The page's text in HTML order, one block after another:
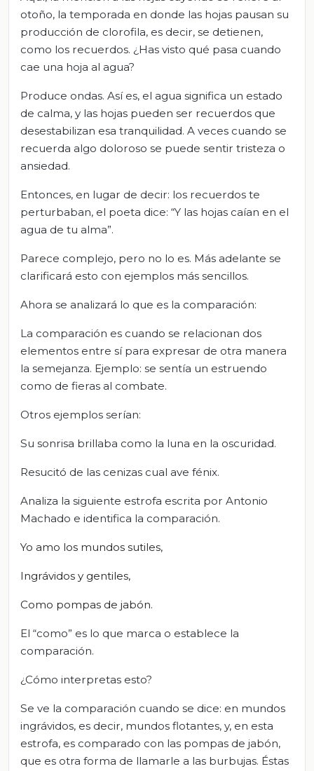
otoño, la temporada en donde las hojas pausan su
producción de clorofila, es decir, se detienen,
como los recuerdos. ¿Has visto qué pasa cuando
cae una hoja al agua?
Produce ondas. Así es, el agua significa un estado
de calma, y las hojas pueden ser recuerdos que
desestabilizan esa tranquilidad. A veces cuando se
recuerda algo doloroso se puede sentir tristeza o
ansiedad.
Entonces, en lugar de decir: los recuerdos te
perturbaban, el poeta dice: “Y las hojas caían en el
agua de tu alma”.
Parece complejo, pero no lo es. Más adelante se
clarificará esto con ejemplos más sencillos.
Ahora se analizará lo que es la comparación:
La comparación es cuando se relacionan dos
elementos entre sí para expresar de otra manera
la semejanza. Ejemplo: se sentía un estruendo
como de fieras al combate.
Otros ejemplos serían:
Su sonrisa brillaba como la luna en la oscuridad.
Resucitó de las cenizas cual ave fénix.
Analiza la siguiente estrofa escrita por Antonio
Machado e identifica la comparación.
Yo amo los mundos sutiles,
Ingrávidos y gentiles,
Como pompas de jabón.
El “como” es lo que marca o establece la
comparación.
¿Cómo interpretas esto?
Se ve la comparación cuando se dice: en mundos
ingrávidos, es decir, mundos flotantes, y, en esta
estrofa, es comparado con las pompas de jabón,
que es otra forma de llamarle a las burbujas. Éstas